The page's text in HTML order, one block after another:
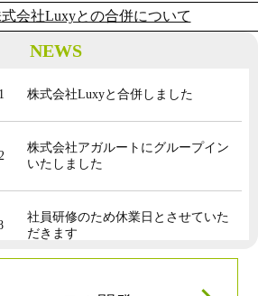
会社Luxyとの合併について
NEWS
株式会社Luxyと合併しました
株式会社アガルートにグループイン
いたしました
社員研修のため休業日とさせていた
だきます
ホームページをリニューアルしまし